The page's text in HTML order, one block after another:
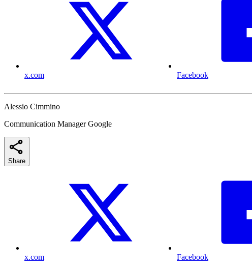
x.com Facebook
Alessio Cimmino
Communication Manager Google
Share
x.com Facebook